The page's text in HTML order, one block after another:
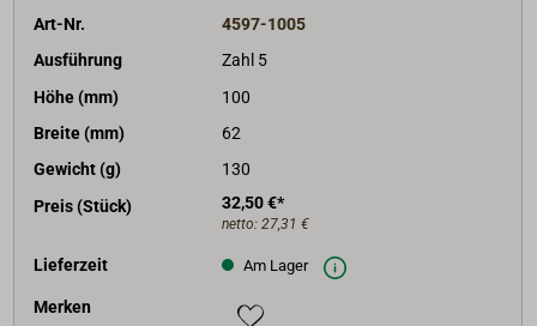
Art-Nr.
4597-1005
Ausführung
Zahl 5
Höhe (mm)
100
Breite (mm)
62
Gewicht (g)
130
Preis (Stück)
32,50 €*
netto: 27,31 €
Lieferzeit Am Lager
Merken